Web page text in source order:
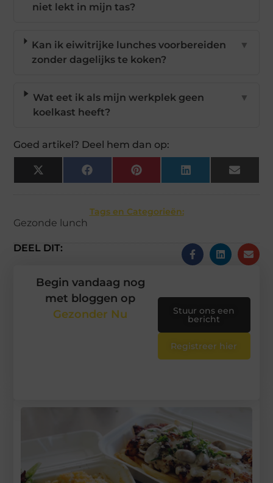
niet lekt in mijn tas?
Kan ik eiwitrijke lunches voorbereiden
zonder dagelijks te koken?
▼
Wat eet ik als mijn werkplek geen
koelkast heeft?
▼
Goed artikel? Deel hem dan op:
X
(Twitter)
FacebookPinterestLinkedIn Email
Tags en Categorieën:
Gezonde lunch
DEEL DIT:
Begin vandaag nog
met bloggen op
Gezonder Nu
Stuur ons een
bericht
Registreer hier